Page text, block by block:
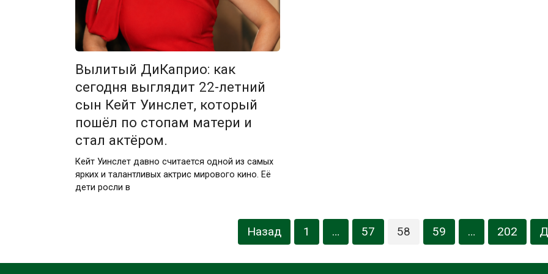
Вылитый ДиКаприо: как
сегодня выглядит 22-летний
сын Кейт Уинслет, который
пошёл по стопам матери и
стал актёром.
Кейт Уинслет давно считается одной из самых
ярких и талантливых актрис мирового кино. Её
дети росли в
Назад 1 … 57 58 59 … 202